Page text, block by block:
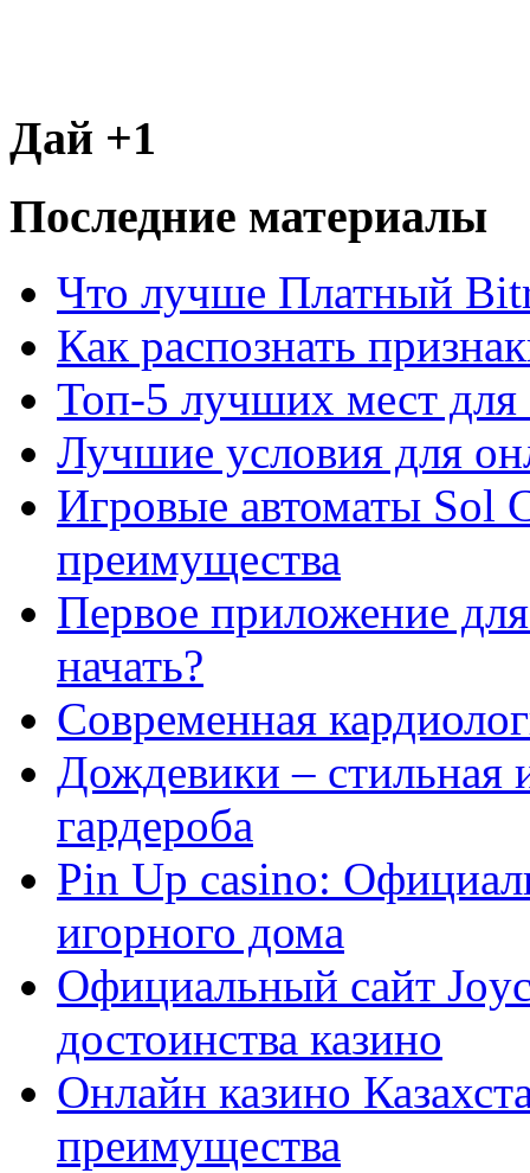
Дай +1
Последние материалы
Что лучше Платный
Как распознать
Топ-5 лучших мест для
Лучшие условия для
Игровые автоматы Sol
преимущества
Первое приложение
начать?
Современная
Дождевики – стильная
гардероба
Pin Up casino:
игорного дома
Официальный сайт
достоинства казино
Онлайн казино
преимущества